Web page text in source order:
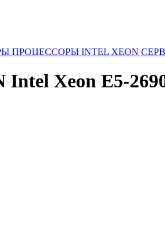
ПРОЦЕССОРЫ INTEL XEON
Intel Xeon E5-